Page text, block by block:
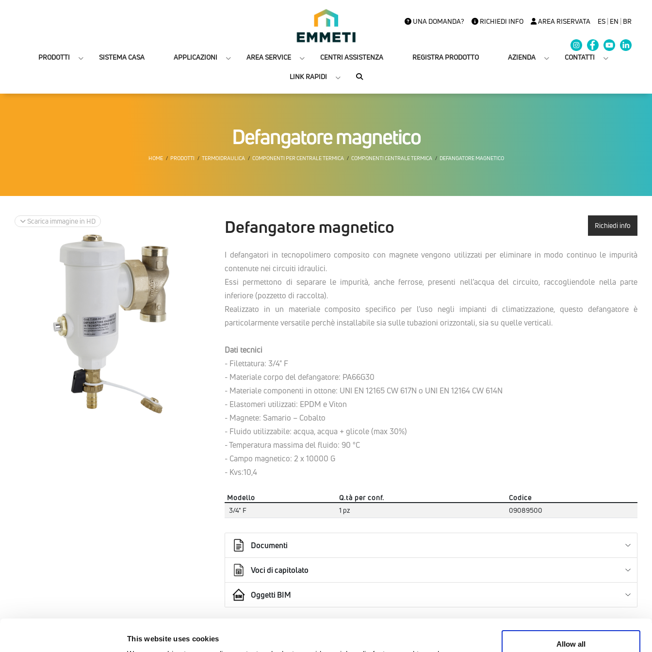
This website uses cookies
Allow all
UNA DOMANDA? RICHIEDI INFO AREA RISERVATA ES| EN | BR
PRODOTTI SISTEMA CASA APPLICAZIONI AREA SERVICE CENTRI ASSISTENZA REGISTRA PRODOTTO AZIENDA CONTATTI
LINK RAPIDI
Defangatore magnetico
HOME PRODOTTI TERMOIDRAULICA COMPONENTI PER CENTRALE TERMICA COMPONENTI CENTRALE TERMICA DEFANGATORE MAGNETICO
Scarica immagine in HD Defangatore magnetico Richiedi info
I defangatori in tecnopolimero composito con magnete vengono utilizzati per eliminare in modo continuo le impurità
contenute nei circuiti idraulici.
Essi permettono di separare le impurità, anche ferrose, presenti nell’acqua del circuito, raccogliendole nella parte
inferiore (pozzetto di raccolta).
Realizzato in un materiale composito specifico per l’uso negli impianti di climatizzazione, questo defangatore è
particolarmente versatile perchè installabile sia sulle tubazioni orizzontali, sia su quelle verticali.
Dati tecnici
- Filettatura: 3/4" F
- Materiale corpo del defangatore: PA66G30
- Materiale componenti in ottone: UNI EN 12165 CW 617N o UNI EN 12164 CW 614N
- Elastomeri utilizzati: EPDM e Viton
- Magnete: Samario – Cobalto
- Fluido utilizzabile: acqua, acqua + glicole (max 30%)
- Temperatura massima del fluido: 90 °C
- Campo magnetico: 2 x 10000 G
- Kvs:10,4
Modello Q.tà per conf.
Codice
3/4" F
1 pz 09089500
Documenti
Voci di capitolato
Oggetti BIM
LEGAL AREA